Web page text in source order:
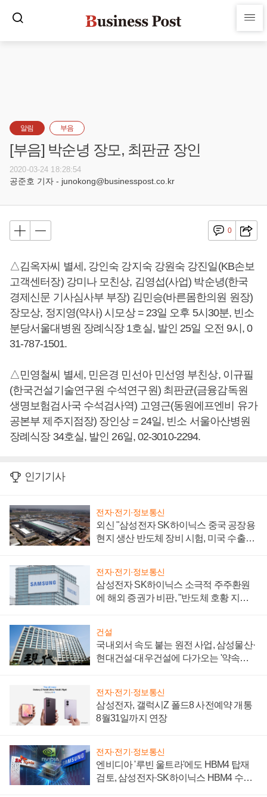
알림 부음
[부음] 박순녕 장모, 최판균 장인
2020-03-24 18:28:54
공준호 기자 - junokong@businesspost.co.kr
0
△김옥자씨 별세, 강인숙 강지숙 강원숙 강진일(KB손보
고객센터장) 강미나 모친상, 김영섭(사업) 박순녕(한국
경제신문 기사심사부 부장) 김민승(바른몸한의원 원장)
장모상, 정지영(약사) 시모상 = 23일 오후 5시30분, 빈소
분당서울대병원 장례식장 1호실, 발인 25일 오전 9시, 0
31-787-1501.
△민영철씨 별세, 민은경 민선아 민선영 부친상, 이규필
(한국건설기술연구원 수석연구원) 최판균(금융감독원
생명보험검사국 수석검사역) 고영근(동원에프엔비 유가
공본부 제주지점장) 장인상 = 24일, 빈소 서울아산병원
장례식장 34호실, 발인 26일, 02-3010-2294.
인기기사
전자·전기·정보통신
외신 "삼성전자 SK하이닉스 중국 공장용
현지 생산 반도체 장비 시험, 미국 수출통
전자·전기·정보통신
삼성전자 SK하이닉스 소극적 주주환원
에 해외 증권가 비판, "반도체 호황 지속
건설
국내외서 속도 붙는 원전 사업, 삼성물산·
현대건설·대우건설에 다가오는 '약속의
전자·전기·정보통신
삼성전자, 갤럭시Z 폴드8 사전예약 개통
8월31일까지 연장
전자·전기·정보통신
엔비디아 '루빈 울트라'에도 HBM4 탑재
검토, 삼성전자·SK하이닉스 HBM4 수율